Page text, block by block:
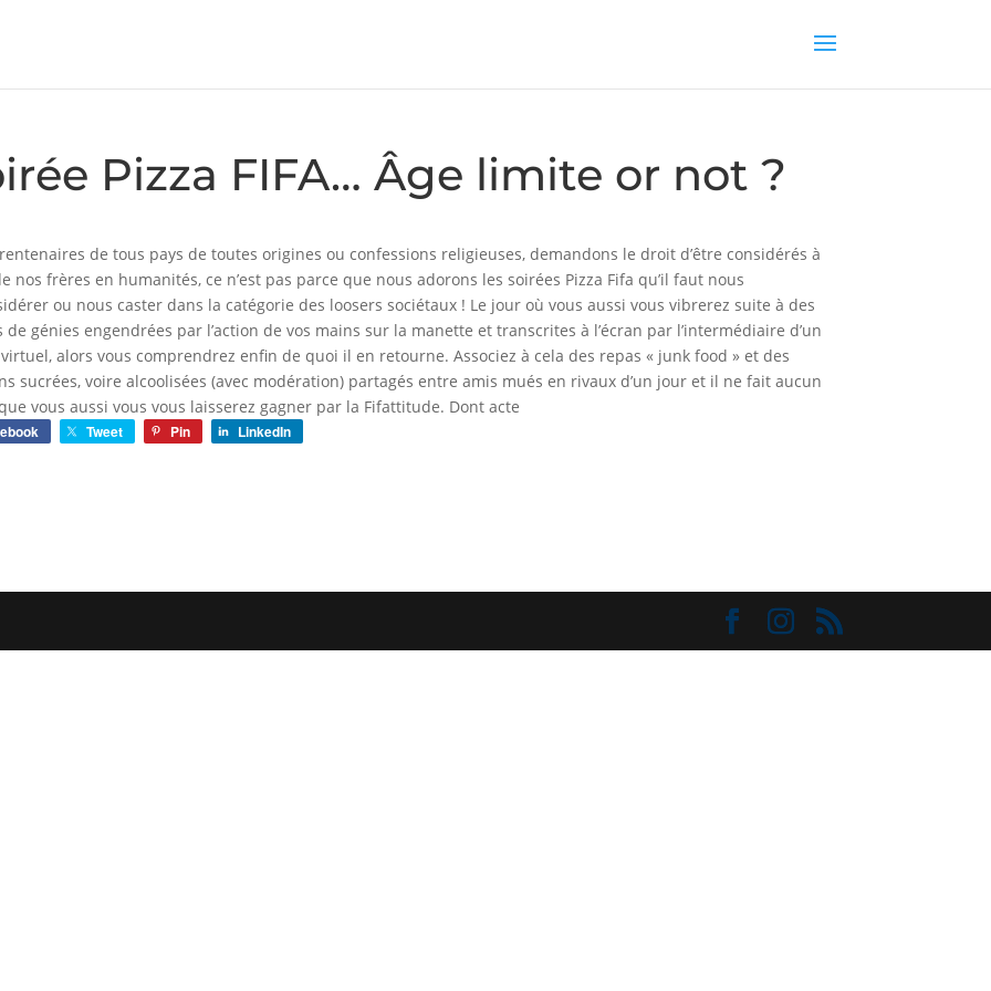
Pizza FIFA… Âge limite or not ?
de tous pays de toutes origines ou confessions religieuses, demandons le droit d’être considérés à
nos frères en humanités, ce n’est pas parce que nous adorons les soirées Pizza Fifa qu’il faut nous
ou nous caster dans la catégorie des loosers sociétaux ! Le jour où vous aussi vous vibrerez suite à des
de génies engendrées par l’action de vos mains sur la manette et transcrites à l’écran par l’intermédiaire d’un
alors vous comprendrez enfin de quoi il en retourne. Associez à cela des repas « junk food » et des
sucrées, voire alcoolisées (avec modération) partagés entre amis mués en rivaux d’un jour et il ne fait aucun
vous aussi vous vous laisserez gagner par la Fifattitude. Dont acte
Tweet Pin LinkedIn